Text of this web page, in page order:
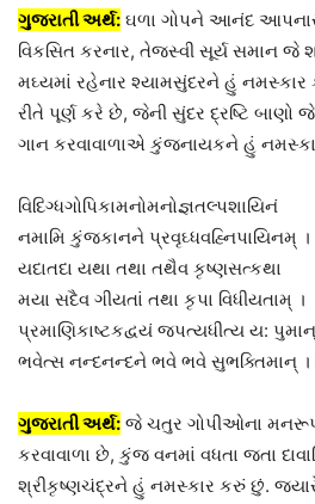
ગુજરાતી અર્થ: ઘળા ગોપને આનંદ
વિકસિત કરનાર, તેજસ્વી સૂર્ય સમાન જે
મઘ્યમાં રહેનાર શ્યામસુંદરને હું
રીતે પૂર્ણ કરે છે, જેની સુંદર દ્રષ્ટિ બાણો
ગાન કરવાવાળાએ કુંજનાયકને હું
વિદિગ્ધગોપિકામનોમનોજ્ઞતલ્પશાયિનં
નમામિ કુંજકાનને પ્રવૃઘ્ધવહ્નિપાયિનમ્ ।
યદાતદા યથા તથા તથૈવ કૃષ્ણસત્કથા
મયા સદૈવ ગીયતાં તથા કૃપા વિધીયતામ્ ।
પ્રમાણિકાષ્ટકદ્વયં જપત્યધીત્ય ય: પુમાન્
ભવેત્સ નન્દનન્દને ભવે ભવે સુભક્તિમાન્
ગુજરાતી અર્થ: જે ચતુર ગોપીઓના
કરવાવાળા છે, કુંજ વનમાં વધતા જતા
શ્રીકૃષ્ણચંદ્રને હું નમસ્કાર કરું છું.